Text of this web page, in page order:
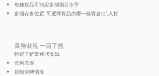
每種貨品可制定多個價目水平
多個存倉位置, 可選擇貨品由哪一個貨倉出\入貨
業務狀況 一目了然
輕鬆了解業務狀況如:
盈利表現
貨物流轉情況